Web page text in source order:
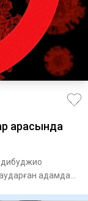
арасында
аударған адамдар